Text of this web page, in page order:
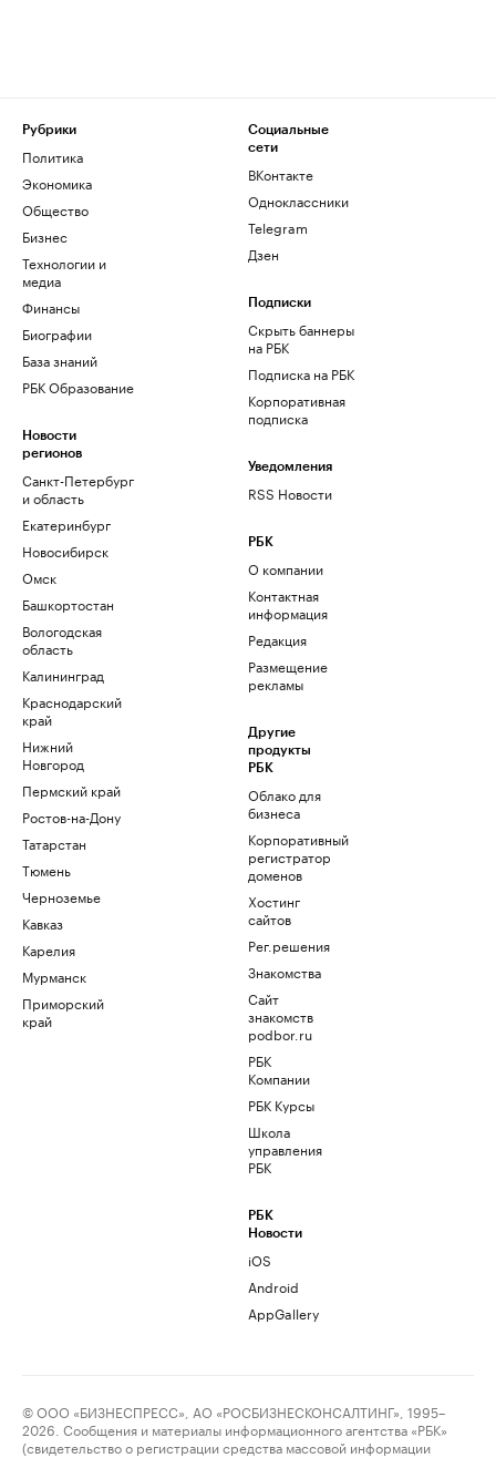
Рубрики
Политика
Экономика
Общество
Бизнес
Технологии и
медиа
Финансы
Биографии
База знаний
РБК Образование
Новости
регионов
Санкт-Петербург
и область
Екатеринбург
Новосибирск
Омск
Башкортостан
Вологодская
область
Калининград
Краснодарский
край
Нижний
Новгород
Пермский край
Ростов-на-Дону
Татарстан
Тюмень
Черноземье
Кавказ
Карелия
Мурманск
Приморский
край
Социальные
сети
ВКонтакте
Одноклассники
Telegram
Дзен
Подписки
Скрыть баннеры
на РБК
Подписка на РБК
Корпоративная
подписка
Уведомления
RSS Новости
РБК
О компании
Контактная
информация
Редакция
Размещение
рекламы
Другие
продукты
РБК
Облако для
бизнеса
Корпоративный
регистратор
доменов
Хостинг
сайтов
Рег.решения
Знакомства
Сайт
знакомств
podbor.ru
РБК
Компании
РБК Курсы
Школа
управления
РБК
РБК
Новости
iOS
Android
AppGallery
© ООО «БИЗНЕСПРЕСС», АО «РОСБИЗНЕСКОНСАЛТИНГ», 1995–
2026. Сообщения и материалы информационного агентства «РБК»
(свидетельство о регистрации средства массовой информации